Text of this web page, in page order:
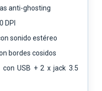
anti-ghosting
DPI
sonido estéreo
bordes cosidos
con USB + 2 x jack 3.5